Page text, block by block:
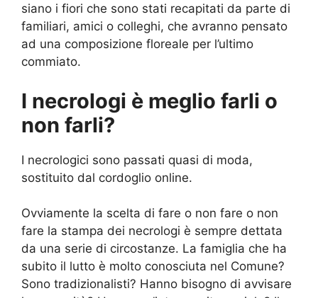
siano i fiori che sono stati recapitati da parte di
familiari, amici o colleghi, che avranno pensato
ad una composizione floreale per l’ultimo
commiato.
I necrologi è meglio farli o
non farli?
I necrologici sono passati quasi di moda,
sostituito dal cordoglio online.
Ovviamente la scelta di fare o non fare o non
fare la stampa dei necrologi è sempre dettata
da una serie di circostanze. La famiglia che ha
subito il lutto è molto conosciuta nel Comune?
Sono tradizionalisti? Hanno bisogno di avvisare